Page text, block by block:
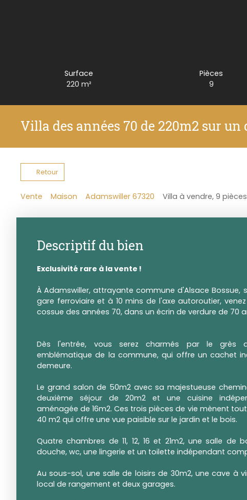
Surface
220 m²
Pièces
9
Villa des années 70 de 220m2 sur un
Retour
Vente Maison Adamswiller 67320 Villa à vendre, 9
Descriptif du bien
Exclusivité rare à la vente !
À Adamswiller, attrayante commune d'Alsace Bossue,
gare ferroviaire et à 10 mins de l'axe autoroutier,
cossue des années 70, dans un écrin de verdure de 70
Dès l'entrée, vous serez charmés par le grès
emblématique de la commune, qui offre un cachet
demeure.
Le grand salon de 50m2 avec sa majestueuse
deuxième séjour de 20m2 et une cuisine
aménagée de 16m2. Ces trois pièces de vie mènent
40 m2 qui offre une vue paisible sur le jardin et le bois.
Quatre chambres de 11, 12, 16 et 21m2, une salle de
douche, wc, une lingerie et un toilette indépendant
Au sous-sol, une salle de loisirs de 30m2, une cave à
local de rangement et deux garages.